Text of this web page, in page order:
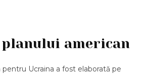
american
Ucraina a fost elaborată pe